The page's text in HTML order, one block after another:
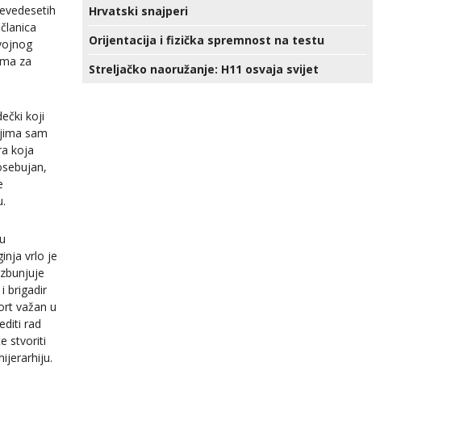
za
koji
sam
koja
vrlo je
brigadir
važan u
rad
stvoriti
Hrvatski snajperi
Orijentacija i fizička spremnost na testu
Streljačko naoružanje: H11 osvaja svijet